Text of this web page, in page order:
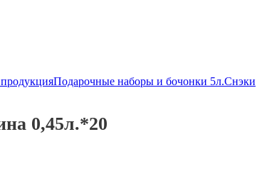
продукцияПодарочные наборы и бочонки 5л.Снэки
0,45л.*20